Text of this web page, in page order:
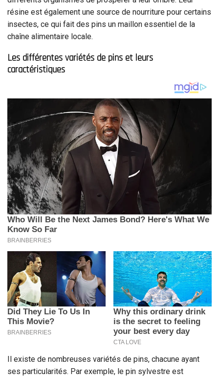
résine est également une source de nourriture pour certains
insectes, ce qui fait des pins un maillon essentiel de la
chaîne alimentaire locale.
Les différentes variétés de pins et leurs
caractéristiques
Il existe de nombreuses variétés de pins, chacune ayant
ses particularités. Par exemple, le pin sylvestre est